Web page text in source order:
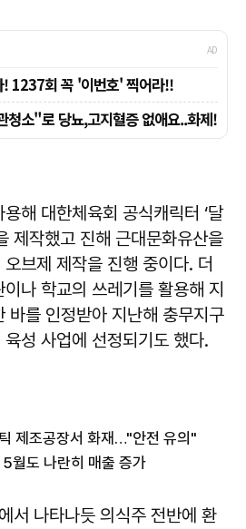
해 대한체육회 공식캐릭터 ‘달
제작했고 진해 근대문화유산을
브제 제작을 진행 중이다. 더
나 학교의 쓰레기를 활용해 지
바를 인정받아 지난해 충무지구
성 사업에 선정되기도 했다.
제조공장서 화재…"안전 유의"
월도 나란히 매출 증가
서 나타나듯 의식주 전반에 환